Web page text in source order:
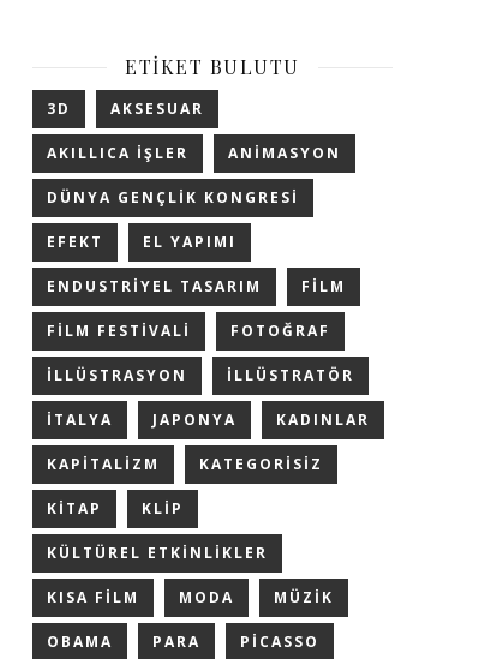
ETIKET BULUTU
3D AKSESUAR
AKILLICA IŞLER ANIMASYON
DÜNYA GENÇLIK KONGRESI
EFEKT EL YAPIMI
ENDUSTRIYEL TASARIM FILM
FILM FESTIVALI FOTOĞRAF
ILLÜSTRASYON ILLÜSTRATÖR
ITALYA JAPONYA KADINLAR
KAPITALIZM KATEGORISIZ
KITAP KLIP
KÜLTÜREL ETKINLIKLER
KISA FILM MODA MÜZIK
OBAMA PARA PICASSO